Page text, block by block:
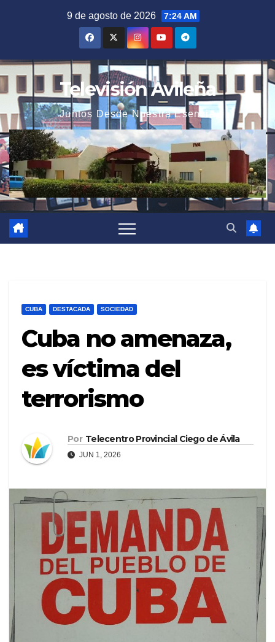
9 de agosto de 2026 7:24 AM
Televisión Avileña
Juntos Desde Nuestra Esencia
CUBA DESTACADA SOCIEDAD
Cuba no amenaza,
es víctima del
terrorismo
Por Telecentro Provincial Ciego de Ávila
JUN 1, 2026